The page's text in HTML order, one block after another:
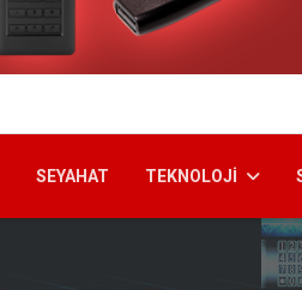
SEYAHAT TEKNOLOJI